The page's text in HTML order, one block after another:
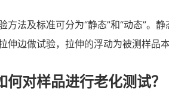
方法及标准可分为“静态”和“动态”。
伸边做试验，拉伸的浮动为被测样品
对样品进行老化测试？